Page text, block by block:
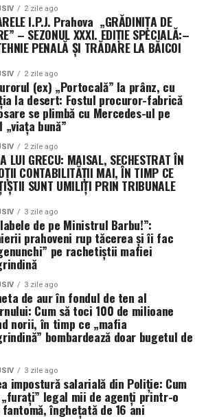
s-a transformat într-o veritabilă
unde „promovarea” este
iar „rotația cadrelor” este sport
de văzut dacă dincolo de aceste
știința penală va progresa sau
rămâne doar un club exclusivist
diplome unii altora, sub privirile
audiențe care încă mai crede că
și nu invers. (Irinel I.).
2 zile ago
I.P.J. Prahova „GRĂDINIȚA DE
– SEZONUL XXXI. EDIȚIE SPECIALĂ:–
PENALĂ ȘI TRĂDARE LA BĂICOI
2 zile ago
(ex) „Portocală” la prânz, cu
la desert: Fostul procuror-fabrică
se plimbă cu Mercedes-ul pe
„viața bună”
2 zile ago
LUI GRECU: MAISAL, SECHESTRAT ÎN
CONTABILITĂȚII MAI, ÎN TIMP CE
SUNT UMILIȚI PRIN TRIBUNALE
3 zile ago
de pe Ministrul Barbu!”:
prahoveni rup tăcerea și îi fac
pe rachetiștii mafiei
3 zile ago
de aur în fondul de ten al
Cum să toci 100 de milioane
norii, în timp ce „mafia
bombardează doar bugetul de
3 zile ago
impostură salarială din Poliție: Cum
legal mii de agenți printr-o
înghețată de 16 ani